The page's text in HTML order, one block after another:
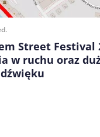
Street Festival
w ruchu oraz